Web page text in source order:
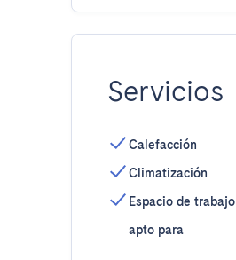
Servicios
Calefacción
Climatización
Espacio de trabajo
apto para